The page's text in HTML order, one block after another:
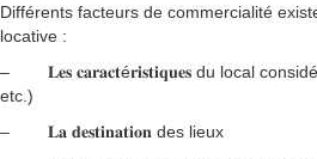
Différents facteurs de commercialité
locative :
– 𝐋𝐞𝐬 𝐜𝐚𝐫𝐚𝐜𝐭é𝐫𝐢𝐬𝐭𝐢𝐪𝐮𝐞𝐬 du local
etc.)
– 𝐋𝐚 𝐝𝐞𝐬𝐭𝐢𝐧𝐚𝐭𝐢𝐨𝐧 des lieux